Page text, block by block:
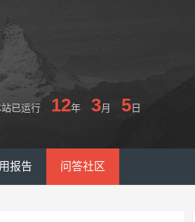
已运行 12年 3月 5日
报告 问答社区